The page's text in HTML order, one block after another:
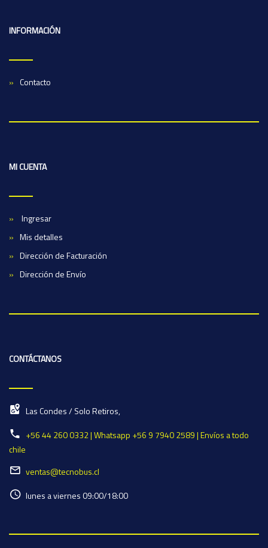
INFORMACIÓN
Contacto
MI CUENTA
Ingresar
Mis detalles
Dirección de Facturación
Dirección de Envío
CONTÁCTANOS
Las Condes / Solo Retiros,
+56 44 260 0332 | Whatsapp +56 9 7940 2589 | Envíos a todo
chile
ventas@tecnobus.cl
lunes a viernes 09:00/18:00